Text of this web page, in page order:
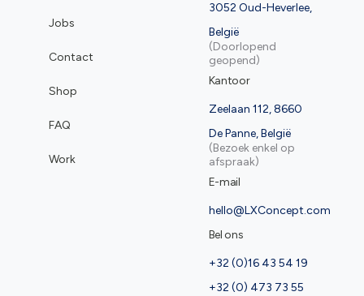
Jobs
Contact
Shop
FAQ
Work
3052 Oud-Heverlee,
België
(Doorlopend
geopend)
Kantoor
Zeelaan 112, 8660
De Panne, België
(Bezoek enkel op
afspraak)
E-mail
hello@LXConcept.com
Bel ons
+32 (0)16 43 54 19
+32 (0) 473 73 55